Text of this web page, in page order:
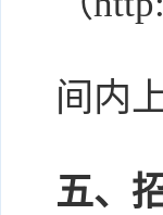
间内
五、